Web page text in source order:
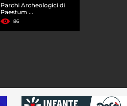
Parchi Archeologici di
Paestum ...
86